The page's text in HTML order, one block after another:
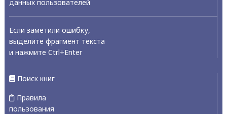
данных пользователей
Если заметили ошибку,
выделите фрагмент текста
и нажмите Ctrl+Enter
Поиск книг
Правила
пользования